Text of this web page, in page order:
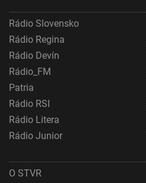
Rádio Slovensko
Rádio Regina
Rádio Devín
Rádio_FM
Patria
Rádio RSI
Rádio Litera
Rádio Junior
O STVR